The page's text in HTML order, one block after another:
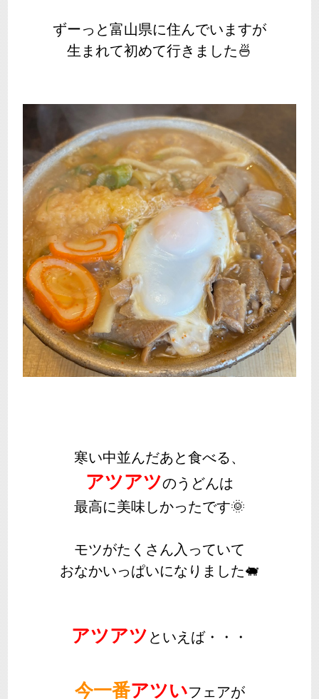
ずーっと富山県に住んでいますが
生まれて初めて行きました🍜
寒い中並んだあと食べる、
アツアツのうどんは
最高に美味しかったです🌞
モツがたくさん入っていて
おなかいっぱいになりました🐖
アツアツ といえば・・・
今一番アツいフェアが